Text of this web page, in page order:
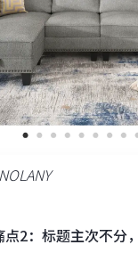
点2：标题主次不分